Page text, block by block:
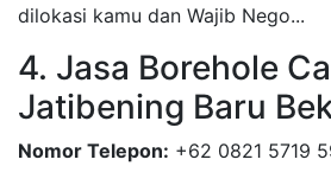
dilokasi kamu dan Wajib Nego...
4. Jasa Borehole
Jatibening Baru
Nomor Telepon: +62 0821 5719